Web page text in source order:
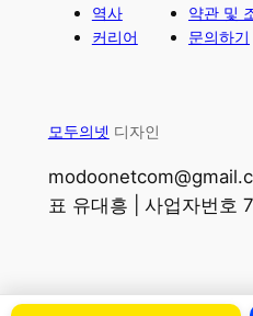
역사
커리어
약관 및
문의하기
모두의넷 디자인
표 유대흥 | 사업자번호